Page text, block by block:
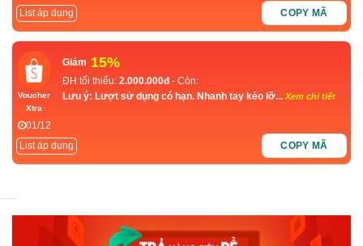
List áp dụng COPY MÃ
Voucher
Xtra
01/12
Giảm 15%
ĐH tối thiểu: 2.000.000đ - Còn:
Lưu ý: Lượt sử dụng có hạn. Nhanh tay kẻo lỡ...Xem chi tiết
List áp dụng COPY MÃ